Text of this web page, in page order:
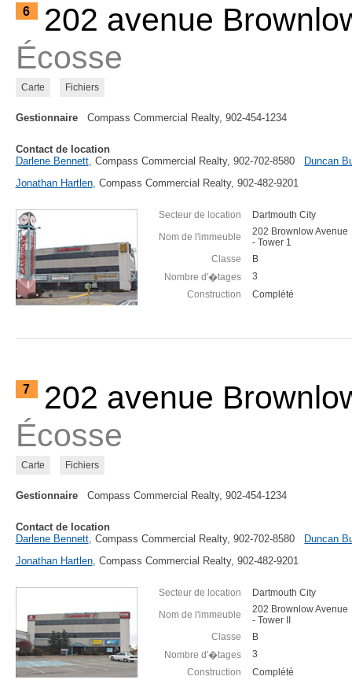
6
202 avenue
Écosse
Carte Fichiers
Gestionnaire Compass Commercial Realty, 902-454-1234
Contact de location
Darlene Bennett, Compass Commercial Realty, 902-702-8580
Duncan
Jonathan Hartlen, Compass Commercial Realty, 902-482-9201
Secteur de location
Dartmouth City
Nom de l'immeuble
202 Brownlow Avenue
- Tower 1
Classe
B
Nombre d'�tages
3
Construction
Complété
7
202 avenue
Écosse
Carte Fichiers
Gestionnaire Compass Commercial Realty, 902-454-1234
Contact de location
Darlene Bennett, Compass Commercial Realty, 902-702-8580
Duncan
Jonathan Hartlen, Compass Commercial Realty, 902-482-9201
Secteur de location
Dartmouth City
Nom de l'immeuble
202 Brownlow Avenue
- Tower II
Classe
B
Nombre d'�tages
3
Construction
Complété